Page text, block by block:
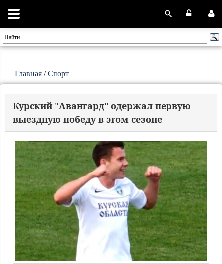
Главная /Спорт
Курский "Авангард" одержал первую
выездную победу в этом сезоне